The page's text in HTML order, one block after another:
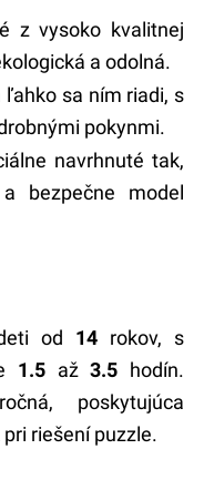
z vysoko kvalitnej
a odolná.
sa ním riadi, s
pokynmi.
navrhnuté tak,
bezpečne model
od 14 rokov, s
1.5 až3.5 hodín.
poskytujúca
riešení puzzle.